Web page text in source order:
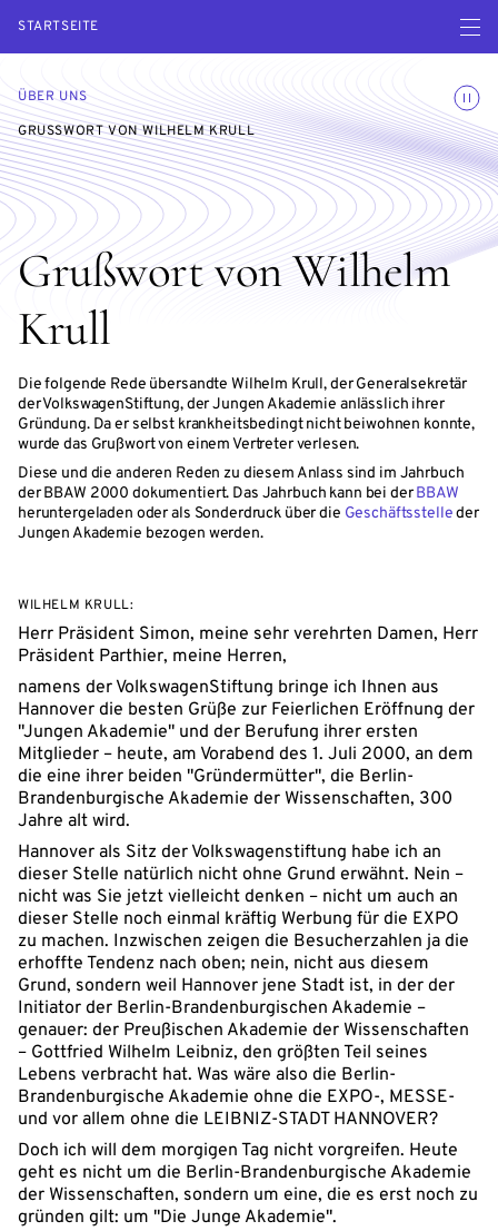
STARTSEITE Menü
ÜBER UNS
GRUSSWORT VON WILHELM KRULL
Grußwort von Wilhelm
Krull
Die folgende Rede übersandte Wilhelm Krull, der Generalsekretär
der VolkswagenStiftung, der Jungen Akademie anlässlich ihrer
Gründung. Da er selbst krankheitsbedingt nicht beiwohnen konnte,
wurde das Grußwort von einem Vertreter verlesen.
Diese und die anderen Reden zu diesem Anlass sind im Jahrbuch
der BBAW 2000 dokumentiert. Das Jahrbuch kann bei derBBAW
heruntergeladen oder als Sonderdruck über die Geschäftsstelleder
Jungen Akademie bezogen werden.
WILHELM KRULL:
Herr Präsident Simon, meine sehr verehrten Damen, Herr
Präsident Parthier, meine Herren,
namens der VolkswagenStiftung bringe ich Ihnen aus
Hannover die besten Grüße zur Feierlichen Eröffnung der
"Jungen Akademie" und der Berufung ihrer ersten
Mitglieder – heute, am Vorabend des 1. Juli 2000, an dem
die eine ihrer beiden "Gründermütter", die Berlin-
Brandenburgische Akademie der Wissenschaften, 300
Jahre alt wird.
Hannover als Sitz der Volkswagenstiftung habe ich an
dieser Stelle natürlich nicht ohne Grund erwähnt. Nein –
nicht was Sie jetzt vielleicht denken – nicht um auch an
dieser Stelle noch einmal kräftig Werbung für die EXPO
zu machen. Inzwischen zeigen die Besucherzahlen ja die
erhoffte Tendenz nach oben; nein, nicht aus diesem
Grund, sondern weil Hannover jene Stadt ist, in der der
Initiator der Berlin-Brandenburgischen Akademie –
genauer: der Preußischen Akademie der Wissenschaften
– Gottfried Wilhelm Leibniz, den größten Teil seines
Lebens verbracht hat. Was wäre also die Berlin-
Brandenburgische Akademie ohne die EXPO-, MESSE-
und vor allem ohne die LEIBNIZ-STADT HANNOVER?
Doch ich will dem morgigen Tag nicht vorgreifen. Heute
geht es nicht um die Berlin-Brandenburgische Akademie
der Wissenschaften, sondern um eine, die es erst noch zu
gründen gilt: um "Die Junge Akademie".